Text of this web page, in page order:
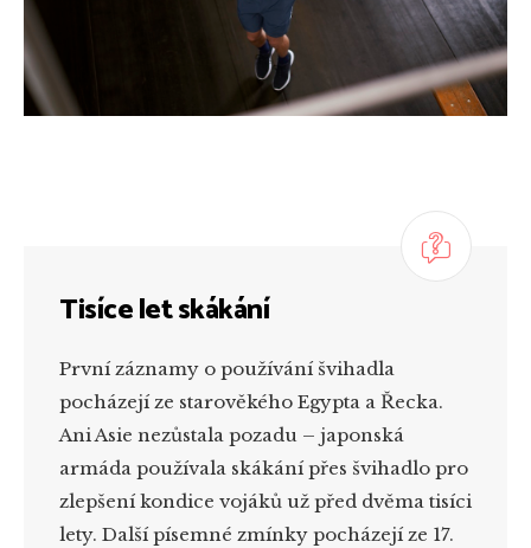
Tisíce let skákání
První záznamy o používání švihadla
pocházejí ze starověkého Egypta a Řecka.
Ani Asie nezůstala pozadu – japonská
armáda používala skákání přes švihadlo pro
zlepšení kondice vojáků už před dvěma tisíci
lety. Další písemné zmínky pocházejí ze 17.